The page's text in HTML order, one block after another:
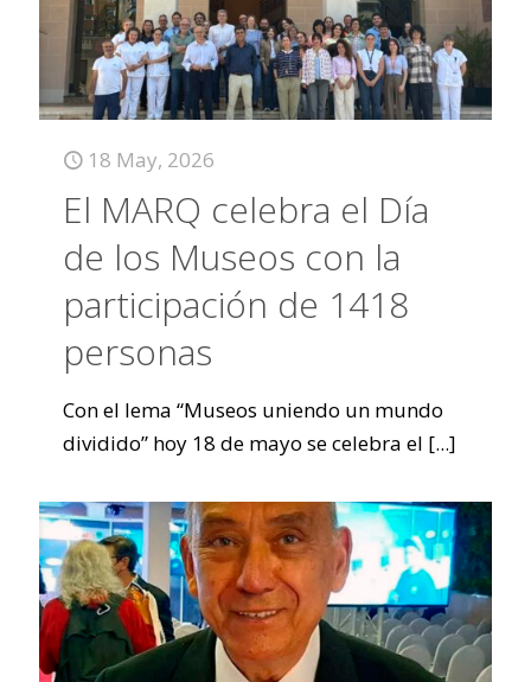
18 May, 2026
El MARQ celebra el Día
de los Museos con la
participación de 1418
personas
Con el lema “Museos uniendo un mundo
dividido” hoy 18 de mayo se celebra el [...]